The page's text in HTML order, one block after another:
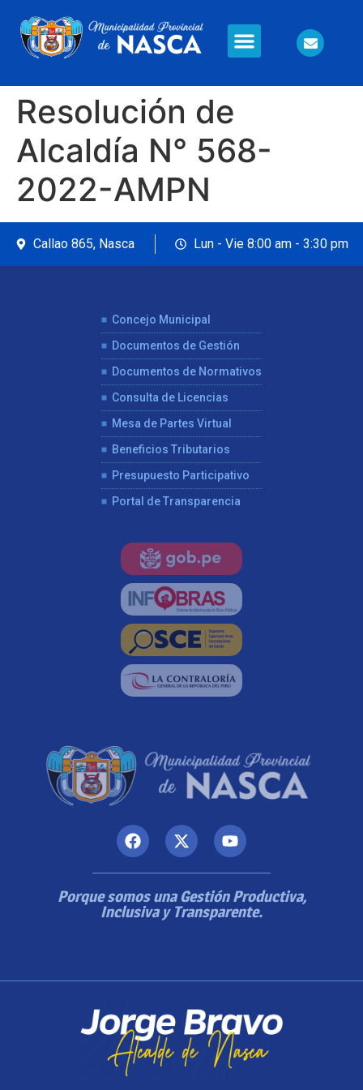
Resolución de
Alcaldía N° 568-
2022-AMPN
Callao 865, Nasca Lun - Vie 8:00 am - 3:30 pm
Concejo Municipal
Documentos de Gestión
Documentos de Normativos
Consulta de Licencias
Mesa de Partes Virtual
Beneficios Tributarios
Presupuesto Participativo
Portal de Transparencia
Porque somos una Gestión Productiva,
Inclusiva y Transparente.